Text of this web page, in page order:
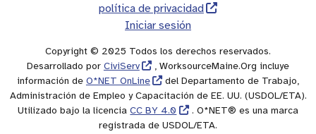
política de privacidad
Iniciar sesión
Copyright © 2025 Todos los derechos reservados.
Desarrollado por CiviServ
, WorksourceMaine.Org incluye
información de O*NET OnLine
del Departamento de Trabajo,
Administración de Empleo y Capacitación de EE. UU. (USDOL/ETA).
Utilizado bajo la licenciaCC BY 4.0
. O*NET® es una marca
registrada de USDOL/ETA.